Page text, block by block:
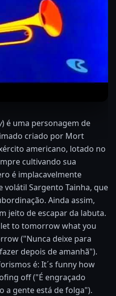
) é uma personagem de
criado por Mort
americano, lotado no
cultivando sua
é implacavelmente
volátil Sargento Tainha, que
Ainda assim,
jeito de escapar da labuta.
let to tomorrow what you
("Nunca deixe para
depois de amanhã").
é: It´s funny how
off ("É engraçado
a gente está de folga").